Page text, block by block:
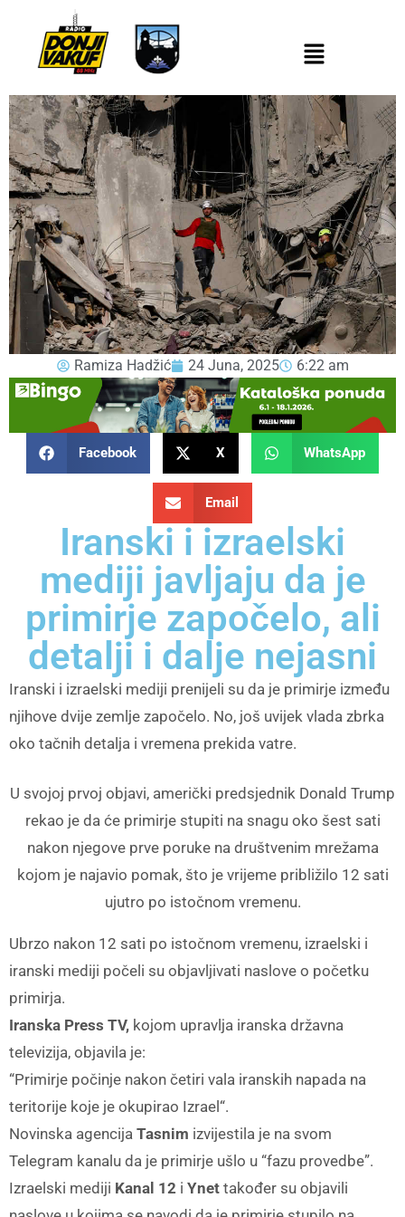
Ramiza Hadžić 24 Juna, 2025 6:22 am
Facebook X WhatsApp
Email
Iranski i izraelski
mediji javljaju da je
primirje započelo, ali
detalji i dalje nejasni
Iranski i izraelski mediji prenijeli su da je primirje između
njihove dvije zemlje započelo. No, još uvijek vlada zbrka
oko tačnih detalja i vremena prekida vatre.
U svojoj prvoj objavi, američki predsjednik Donald Trump
rekao je da će primirje stupiti na snagu oko šest sati
nakon njegove prve poruke na društvenim mrežama
kojom je najavio pomak, što je vrijeme približilo 12 sati
ujutro po istočnom vremenu.
Ubrzo nakon 12 sati po istočnom vremenu, izraelski i
iranski mediji počeli su objavljivati ​​naslove o početku
primirja.
Iranska Press TV, kojom upravlja iranska državna
televizija, objavila je:
“Primirje počinje nakon četiri vala iranskih napada na
teritorije koje je okupirao Izrael“.
Novinska agencija Tasnim izvijestila je na svom
Telegram kanalu da je primirje ušlo u “fazu provedbe”.
Izraelski mediji Kanal 12 i Ynet također su objavili